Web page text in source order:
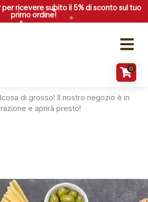
ricevere subito il 5% di sconto sul tuo
primo ordine!
Menu
0
di grosso! Il nostro negozio è in
e aprirà presto!